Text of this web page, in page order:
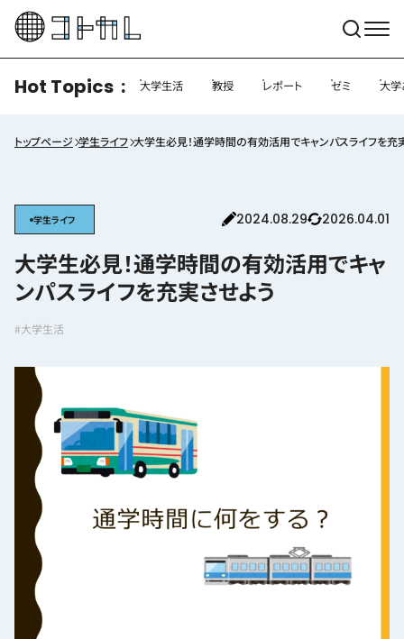
Hot Topics 大学生活 教授 レポート ゼミ 大学
トップページ 学生ライフ 大学生必見！通学時間の有効活用でキャンパスライフを充
学生ライフ 2024.08.29 2026.04.01
大学生必見！通学時間の有効活用でキャ
ンパスライフを充実させよう
#大学生活